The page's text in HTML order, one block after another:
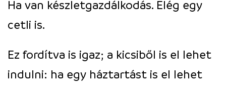
Ha van készletgazdálkodás. Elég egy
cetli is.
Ez fordítva is igaz; a kicsiből is el lehet
indulni: ha egy háztartást is el lehet